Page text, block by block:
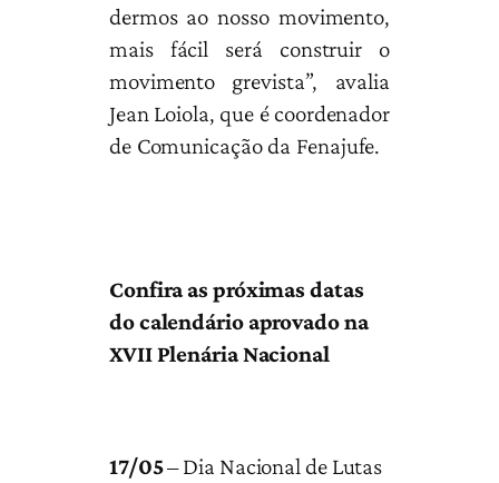
dermos ao nosso movimento,
mais fácil será construir o
movimento grevista”, avalia
Jean Loiola, que é coordenador
de Comunicação da Fenajufe.
Confira as próximas datas
do calendário aprovado na
XVII Plenária Nacional
17/05– Dia Nacional de Lutas